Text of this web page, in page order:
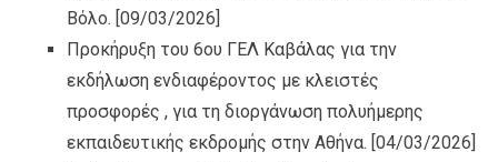
Βόλο. [09/03/2026]
Προκήρυξη του 6ου ΓΕΛ Καβάλας για την
εκδήλωση ενδιαφέροντος με κλειστές
προσφορές , για τη διοργάνωση πολυήμερης
εκπαιδευτικής εκδρομής στην Αθήνα. [04/03/2026]